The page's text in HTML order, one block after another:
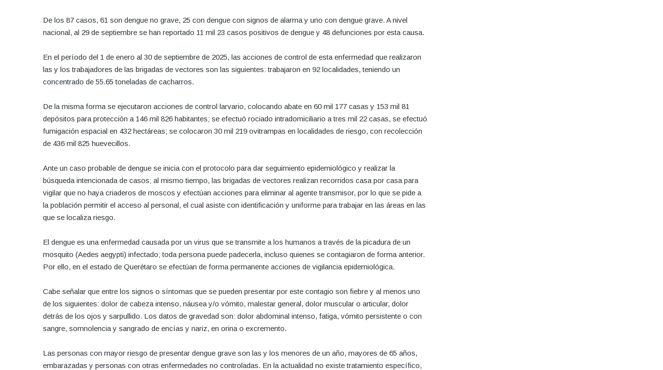
De los 87 casos, 61 son dengue no grave, 25 con dengue con signos de alarma y uno con dengue grave. A nivel
nacional, al 29 de septiembre se han reportado 11 mil 23 casos positivos de dengue y 48 defunciones por esta causa.
En el período del 1 de enero al 30 de septiembre de 2025, las acciones de control de esta enfermedad que realizaron
las y los trabajadores de las brigadas de vectores son las siguientes: trabajaron en 92 localidades, teniendo un
concentrado de 55.65 toneladas de cacharros.
De la misma forma se ejecutaron acciones de control larvario, colocando abate en 60 mil 177 casas y 153 mil 81
depósitos para protección a 146 mil 826 habitantes; se efectuó rociado intradomiciliario a tres mil 22 casas, se efectuó
fumigación espacial en 432 hectáreas; se colocaron 30 mil 219 ovitrampas en localidades de riesgo, con recolección
de 436 mil 825 huevecillos.
Ante un caso probable de dengue se inicia con el protocolo para dar seguimiento epidemiológico y realizar la
búsqueda intencionada de casos; al mismo tiempo, las brigadas de vectores realizan recorridos casa por casa para
vigilar que no haya criaderos de moscos y efectúan acciones para eliminar al agente transmisor, por lo que se pide a
la población permitir el acceso al personal, el cual asiste con identificación y uniforme para trabajar en las áreas en las
que se localiza riesgo.
El dengue es una enfermedad causada por un virus que se transmite a los humanos a través de la picadura de un
mosquito (Aedes aegypti) infectado; toda persona puede padecerla, incluso quienes se contagiaron de forma anterior.
Por ello, en el estado de Querétaro se efectúan de forma permanente acciones de vigilancia epidemiológica.
Cabe señalar que entre los signos o síntomas que se pueden presentar por este contagio son fiebre y al menos uno
de los siguientes: dolor de cabeza intenso, náusea y/o vómito, malestar general, dolor muscular o articular, dolor
detrás de los ojos y sarpullido. Los datos de gravedad son: dolor abdominal intenso, fatiga, vómito persistente o con
sangre, somnolencia y sangrado de encías y nariz, en orina o excremento.
Las personas con mayor riesgo de presentar dengue grave son las y los menores de un año, mayores de 65 años,
embarazadas y personas con otras enfermedades no controladas. En la actualidad no existe tratamiento específico,